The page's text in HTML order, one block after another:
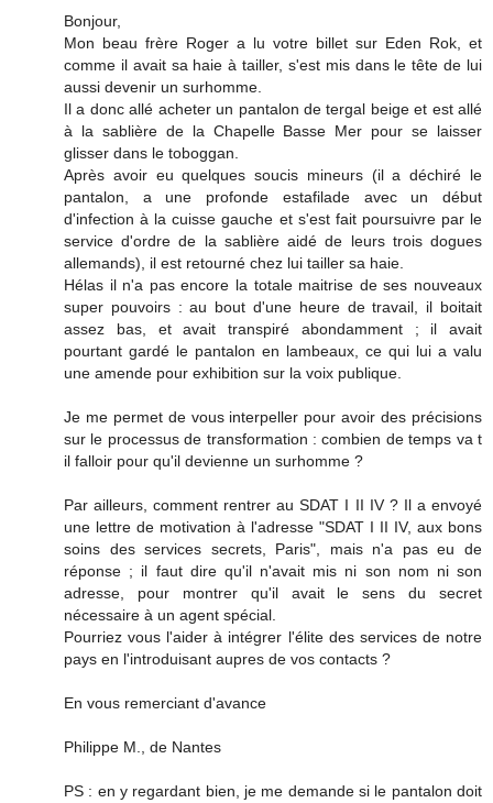
Bonjour,
Mon beau frère Roger a lu votre billet sur Eden Rok, et
comme il avait sa haie à tailler, s'est mis dans le tête de lui
aussi devenir un surhomme.
Il a donc allé acheter un pantalon de tergal beige et est allé
à la sablière de la Chapelle Basse Mer pour se laisser
glisser dans le toboggan.
Après avoir eu quelques soucis mineurs (il a déchiré le
pantalon, a une profonde estafilade avec un début
d'infection à la cuisse gauche et s'est fait poursuivre par le
service d'ordre de la sablière aidé de leurs trois dogues
allemands), il est retourné chez lui tailler sa haie.
Hélas il n'a pas encore la totale maitrise de ses nouveaux
super pouvoirs : au bout d'une heure de travail, il boitait
assez bas, et avait transpiré abondamment ; il avait
pourtant gardé le pantalon en lambeaux, ce qui lui a valu
une amende pour exhibition sur la voix publique.
Je me permet de vous interpeller pour avoir des précisions
sur le processus de transformation : combien de temps va t
il falloir pour qu'il devienne un surhomme ?
Par ailleurs, comment rentrer au SDAT I II IV ? Il a envoyé
une lettre de motivation à l'adresse "SDAT I II IV, aux bons
soins des services secrets, Paris", mais n'a pas eu de
réponse ; il faut dire qu'il n'avait mis ni son nom ni son
adresse, pour montrer qu'il avait le sens du secret
nécessaire à un agent spécial.
Pourriez vous l'aider à intégrer l'élite des services de notre
pays en l'introduisant aupres de vos contacts ?
En vous remerciant d'avance
Philippe M., de Nantes
PS : en y regardant bien, je me demande si le pantalon doit